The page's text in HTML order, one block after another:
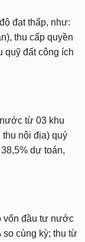
đạt thấp, như:
thu cấp quyền
quỹ đất công ích
từ 03 khu
nội địa) quý
dự toán,
vốn đầu tư nước
cùng kỳ; thu từ